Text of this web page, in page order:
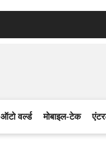
ऑटो वर्ल्ड मोबाइल-टेक